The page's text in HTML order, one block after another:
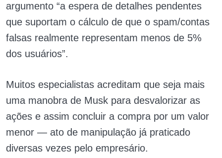
argumento “a espera de detalhes pendentes
que suportam o cálculo de que o spam/contas
falsas realmente representam menos de 5%
dos usuários”.
Muitos especialistas acreditam que seja mais
uma manobra de Musk para desvalorizar as
ações e assim concluir a compra por um valor
menor — ato de manipulação já praticado
diversas vezes pelo empresário.